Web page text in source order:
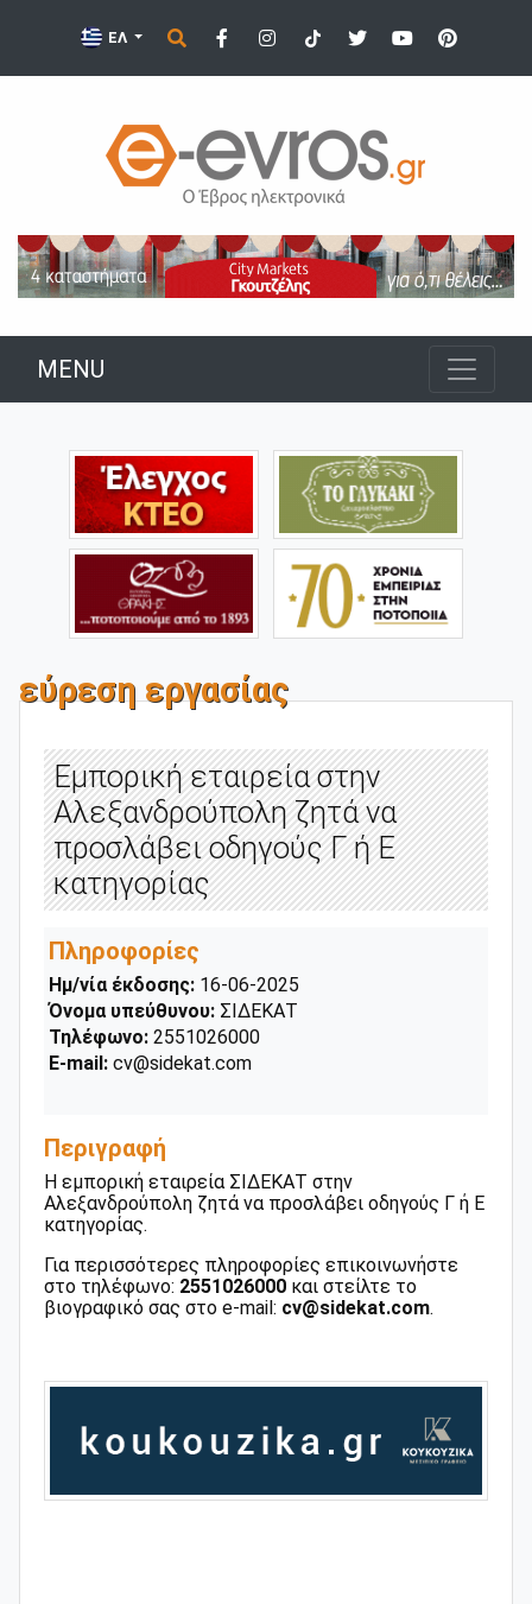
ΕΛ
MENU
εύρεση εργασίας
Εμπορική εταιρεία στην
Αλεξανδρούπολη ζητά να
προσλάβει οδηγούς Γ ή Ε
κατηγορίας
Πληροφορίες
Ημ/νία έκδοσης: 16-06-2025
Όνομα υπεύθυνου: ΣΙΔΕΚΑΤ
Τηλέφωνο: 2551026000
E-mail: cv@sidekat.com
Περιγραφή
Η εμπορική εταιρεία ΣΙΔΕΚΑΤ στην
Αλεξανδρούπολη ζητά να προσλάβει οδηγούς Γ ή Ε
κατηγορίας.
Για περισσότερες πληροφορίες επικοινωνήστε
στο τηλέφωνο: 2551026000 και στείλτε το
βιογραφικό σας στο e-mail: cv@sidekat.com.